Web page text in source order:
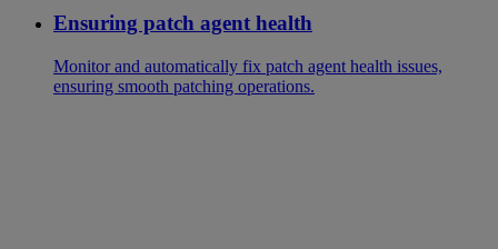
Ensuring patch agent health
Monitor and automatically fix patch agent health issues,
ensuring smooth patching operations.